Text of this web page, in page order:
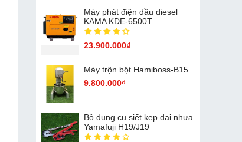
Máy phát điện dầu diesel
KAMA KDE-6500T
23.900.000₫
Máy trộn bột Hamiboss-B15
9.800.000₫
Bộ dụng cụ siết kẹp đai nhựa
Yamafuji H19/J19